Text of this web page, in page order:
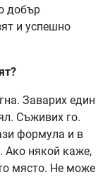
добър
и успешно
Заварих един
Съживих го.
формула и в
Ако някой каже,
място. Не може